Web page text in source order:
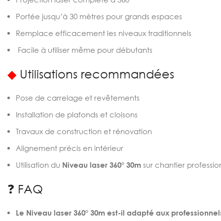
Portée jusqu’à 30 mètres pour grands espaces
Remplace efficacement les niveaux traditionnels
Facile à utiliser même pour débutants
◆Utilisations recommandées
Pose de carrelage et revêtements
Installation de plafonds et cloisons
Travaux de construction et rénovation
Alignement précis en intérieur
Utilisation du Niveau laser 360° 30m sur chantier
❓ FAQ
Le Niveau laser 360° 30m est-il adapté aux